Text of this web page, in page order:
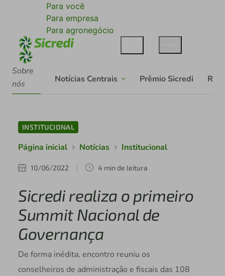
Para você
Para empresa
Para agronegócio
Sobre
nós
Notícias Centrais Prêmio Sicredi
INSTITUCIONAL
Página inicial Notícias Institucional
10/06/2022 4 min de leitura
Sicredi realiza o primeiro
Summit Nacional de
Governança
De forma inédita, encontro reuniu os
conselheiros de administração e fiscais das 108